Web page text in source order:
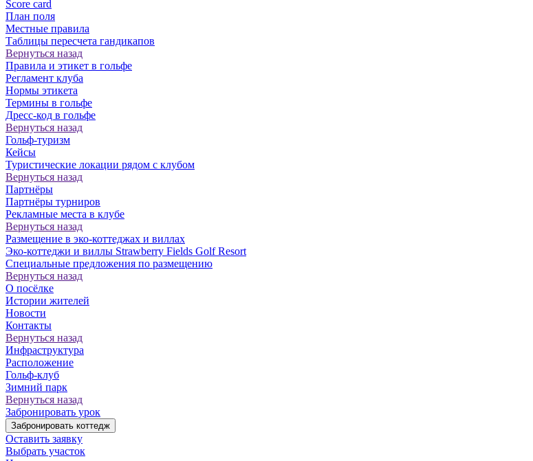
Score card
План поля
Местные правила
Таблицы пересчета гандикапов
Вернуться назад
Правила и этикет в гольфе
Регламент клуба
Нормы этикета
Термины в гольфе
Дресс-код в гольфе
Вернуться назад
Гольф-туризм
Кейсы
Туристические локации рядом с клубом
Вернуться назад
Партнёры
Партнёры турниров
Рекламные места в клубе
Вернуться назад
Размещение в эко-коттеджах и виллах
Эко-коттеджи и виллы Strawberry Fields Golf Resort
Специальные предложения по размещению
Вернуться назад
О посёлке
Истории жителей
Новости
Контакты
Вернуться назад
Инфраструктура
Расположение
Гольф-клуб
Зимний парк
Вернуться назад
Забронировать урок
Забронировать коттедж
Оставить заявку
Выбрать участок